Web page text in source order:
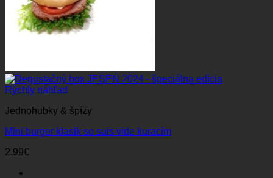
Rýchly náhľad
Jednohubky & špízy
Mini burger klasik so suis vide kuracím
2.99€